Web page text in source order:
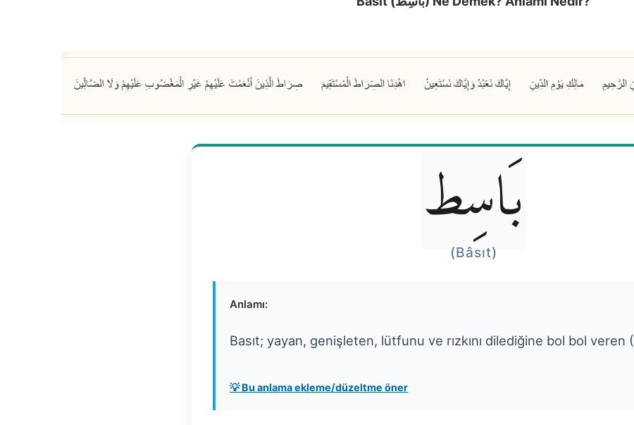
بَاسِط
(Bâsıt)
Anlamı:
Basıt; yayan, genişleten, lütfunu ve rızkını dilediğine bol bol veren
💡 Bu anlama ekleme/düzeltme öner